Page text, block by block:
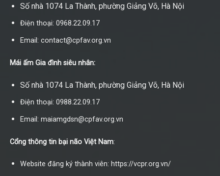
Số nhà 1074 La Thành, phường Giảng Võ, Hà Nội
Điện thoại: 0968.22.09.17
Email: contact@cpfav.org.vn
Mái ấm Gia đình siêu nhân:
Số nhà 1074 La Thành, phường Giảng Võ, Hà Nội
Điện thoại: 0988.22.09.17
Email: maiamgdsn@cpfav.org.vn
Cổng thông tin bại não Việt Nam:
Website đăng ký thành viên: https://vcpr.org.vn/